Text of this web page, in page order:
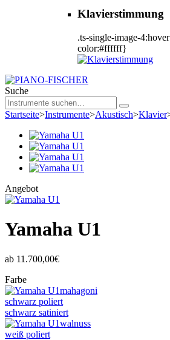
Klavierstimmung
.ts-single-image-
color:#ffffff}
Suche
Startseite>Instrumente>Akustisch>Klavier
Angebot
Yamaha U1
ab 11.700,00€
Farbe
mahagoni
schwarz poliert
schwarz satiniert
walnuss
weiß poliert